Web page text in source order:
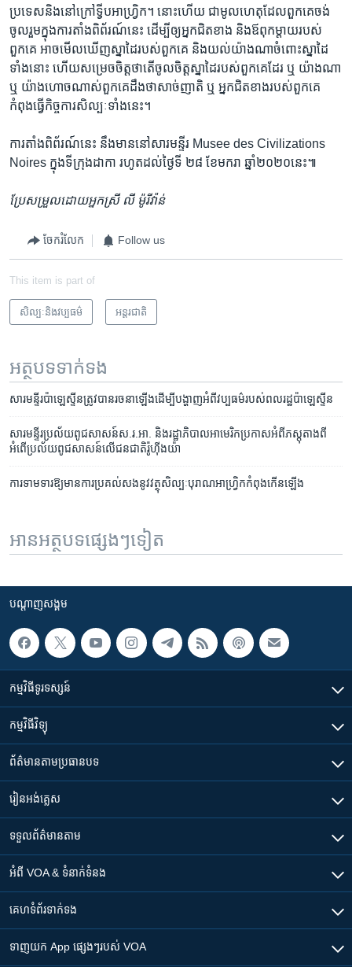
ប្រទេស​និង​នៅ​ក្រៅ​ទ្វីប​អាហ្វ្រិក។ នោះ​ហើយ ជាមូលហេតុ​ដែល​ពួកគេ​ចង់​
ចូលរួម​ក្នុង​ការតាំង​ពិព័រណ៍​នេះ ដើម្បី​ឲ្យ​អ្នកជិតខាង និង​ឪពុកម្តាយ​របស់​
ពួកគេ អាច​មើល​ឃើញ​ស្នាដៃ​របស់​ពួកគេ និង​យល់​យ៉ាងណា​ចំពោះ​ស្នាដៃ​
ទាំងនោះ ហើយ​សម្រេចចិត្ត​ថា​តើ​ចូលចិត្ត​ស្នាដៃ​របស់​ពួកគេ​ដែរ ឬ យ៉ាងណា
ឬ យ៉ាងហោចណាស់​ពួកគេ​ដឹងថា​សាច់ញាតិ ឬ អ្នកជិតខាង​របស់​ពួកគេ
កំពុង​ធ្វើ​កិច្ចការ​សិល្បៈ​ទាំងនេះ។
ការតាំង​ពិព័រណ៍​នេះ នឹង​មាន​នៅ​សារមន្ទីរ Musee des Civilizations
Noires ក្នុង​ទីក្រុង​ដាកា រហូត​ដល់​ថ្ងៃ​ទី ២៨ ខែមករា ឆ្នាំ២០២០​នេះ៕
ប្រែសម្រួល​ដោយអ្នកស្រី លី ម៉ូរីវ៉ាន់
ចែករំលែក Follow us
This item is part of
សិល្បៈនិងវប្បធម៌ អន្តរជាតិ
អត្ថបទ​ទាក់ទង
សារមន្ទីរ​ប៉ាឡេស្ទីនត្រូវ​បាន​រចនា​ឡើង​ដើម្បី​បង្ហាញ​អំពី​វប្បធម៌​របស់​ពលរដ្ឋ​ប៉ាឡេស្ទីន
សារមន្ទីរ​ប្រល័យ​ពូជសាសន៍​ស.រ.អា.​ និង​រដ្ឋាភិបាល​អាមេរិក​ប្រកាស​អំពី​ភស្តុតាង​ពី​
អំពើ​ប្រល័យ​ពូជសាសន៍​លើ​ជនជាតិ​រ៉ូហ៊ីងយ៉ា
ការ​ទាមទារ​ឱ្យ​មាន​ការ​ប្រគល់​សង​នូវ​វត្ថុ​សិល្បៈ​បុរាណ​អាហ្វ្រិក​កំពុង​កើន​ឡើង
អានអត្ថបទផ្សេងៗទៀត
បណ្តាញ​សង្គម
កម្មវិធី​ទូរទស្សន៍
កម្មវិធី​វិទ្យុ
ព័ត៌មាន​តាមប្រធានបទ​
រៀន​​អង់គ្លេស
ទទួល​ព័ត៌មាន​តាម
អំពី​ VOA & ទំនាក់ទំនង
គេហទំព័រ​​ទាក់ទង
ទាញយក​ App ផ្សេងៗ​របស់​ VOA